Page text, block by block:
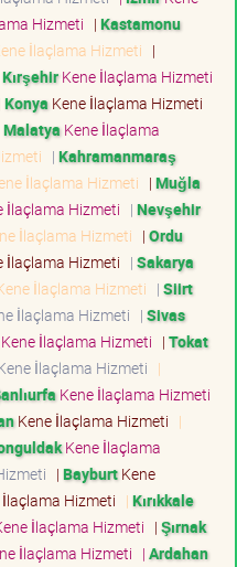
Hizmeti | Kastamonu
İlaçlama Hizmeti |
KırşehirKene İlaçlama Hizmeti
Konya Kene İlaçlama Hizmeti
Malatya Kene İlaçlama
| Kahramanmaraş
İlaçlama Hizmeti | Muğla
İlaçlama Hizmeti | Nevşehir
İlaçlama Hizmeti | Ordu
İlaçlama Hizmeti | Sakarya
İlaçlama Hizmeti | Siirt
İlaçlama Hizmeti | Sivas
Kene İlaçlama Hizmeti | Tokat
İlaçlama Hizmeti |
Kene İlaçlama Hizmeti
Kene İlaçlama Hizmeti |
Kene İlaçlama
| BayburtKene
Hizmeti | Kırıkkale
İlaçlama Hizmeti | Şırnak
İlaçlama Hizmeti | Ardahan